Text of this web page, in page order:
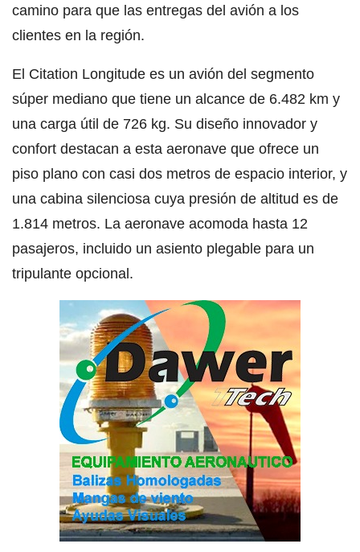
camino para que las entregas del avión a los
clientes en la región.
El Citation Longitude es un avión del segmento
súper mediano que tiene un alcance de 6.482 km y
una carga útil de 726 kg. Su diseño innovador y
confort destacan a esta aeronave que ofrece un
piso plano con casi dos metros de espacio interior, y
una cabina silenciosa cuya presión de altitud es de
1.814 metros. La aeronave acomoda hasta 12
pasajeros, incluido un asiento plegable para un
tripulante opcional.